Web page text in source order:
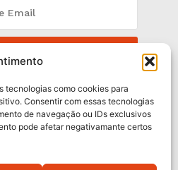
tecnologias como cookies para
Consentir com essas tecnologias
de navegação ou IDs exclusivos
pode afetar negativamante certos
aPolítica de Privacidade .